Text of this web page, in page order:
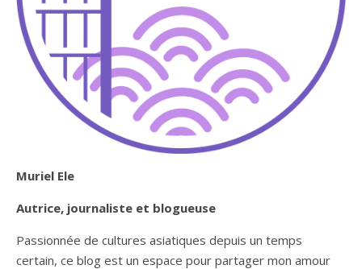
Muriel Ele
Autrice, journaliste et blogueuse
Passionnée de cultures asiatiques depuis un temps
certain, ce blog est un espace pour partager mon amour